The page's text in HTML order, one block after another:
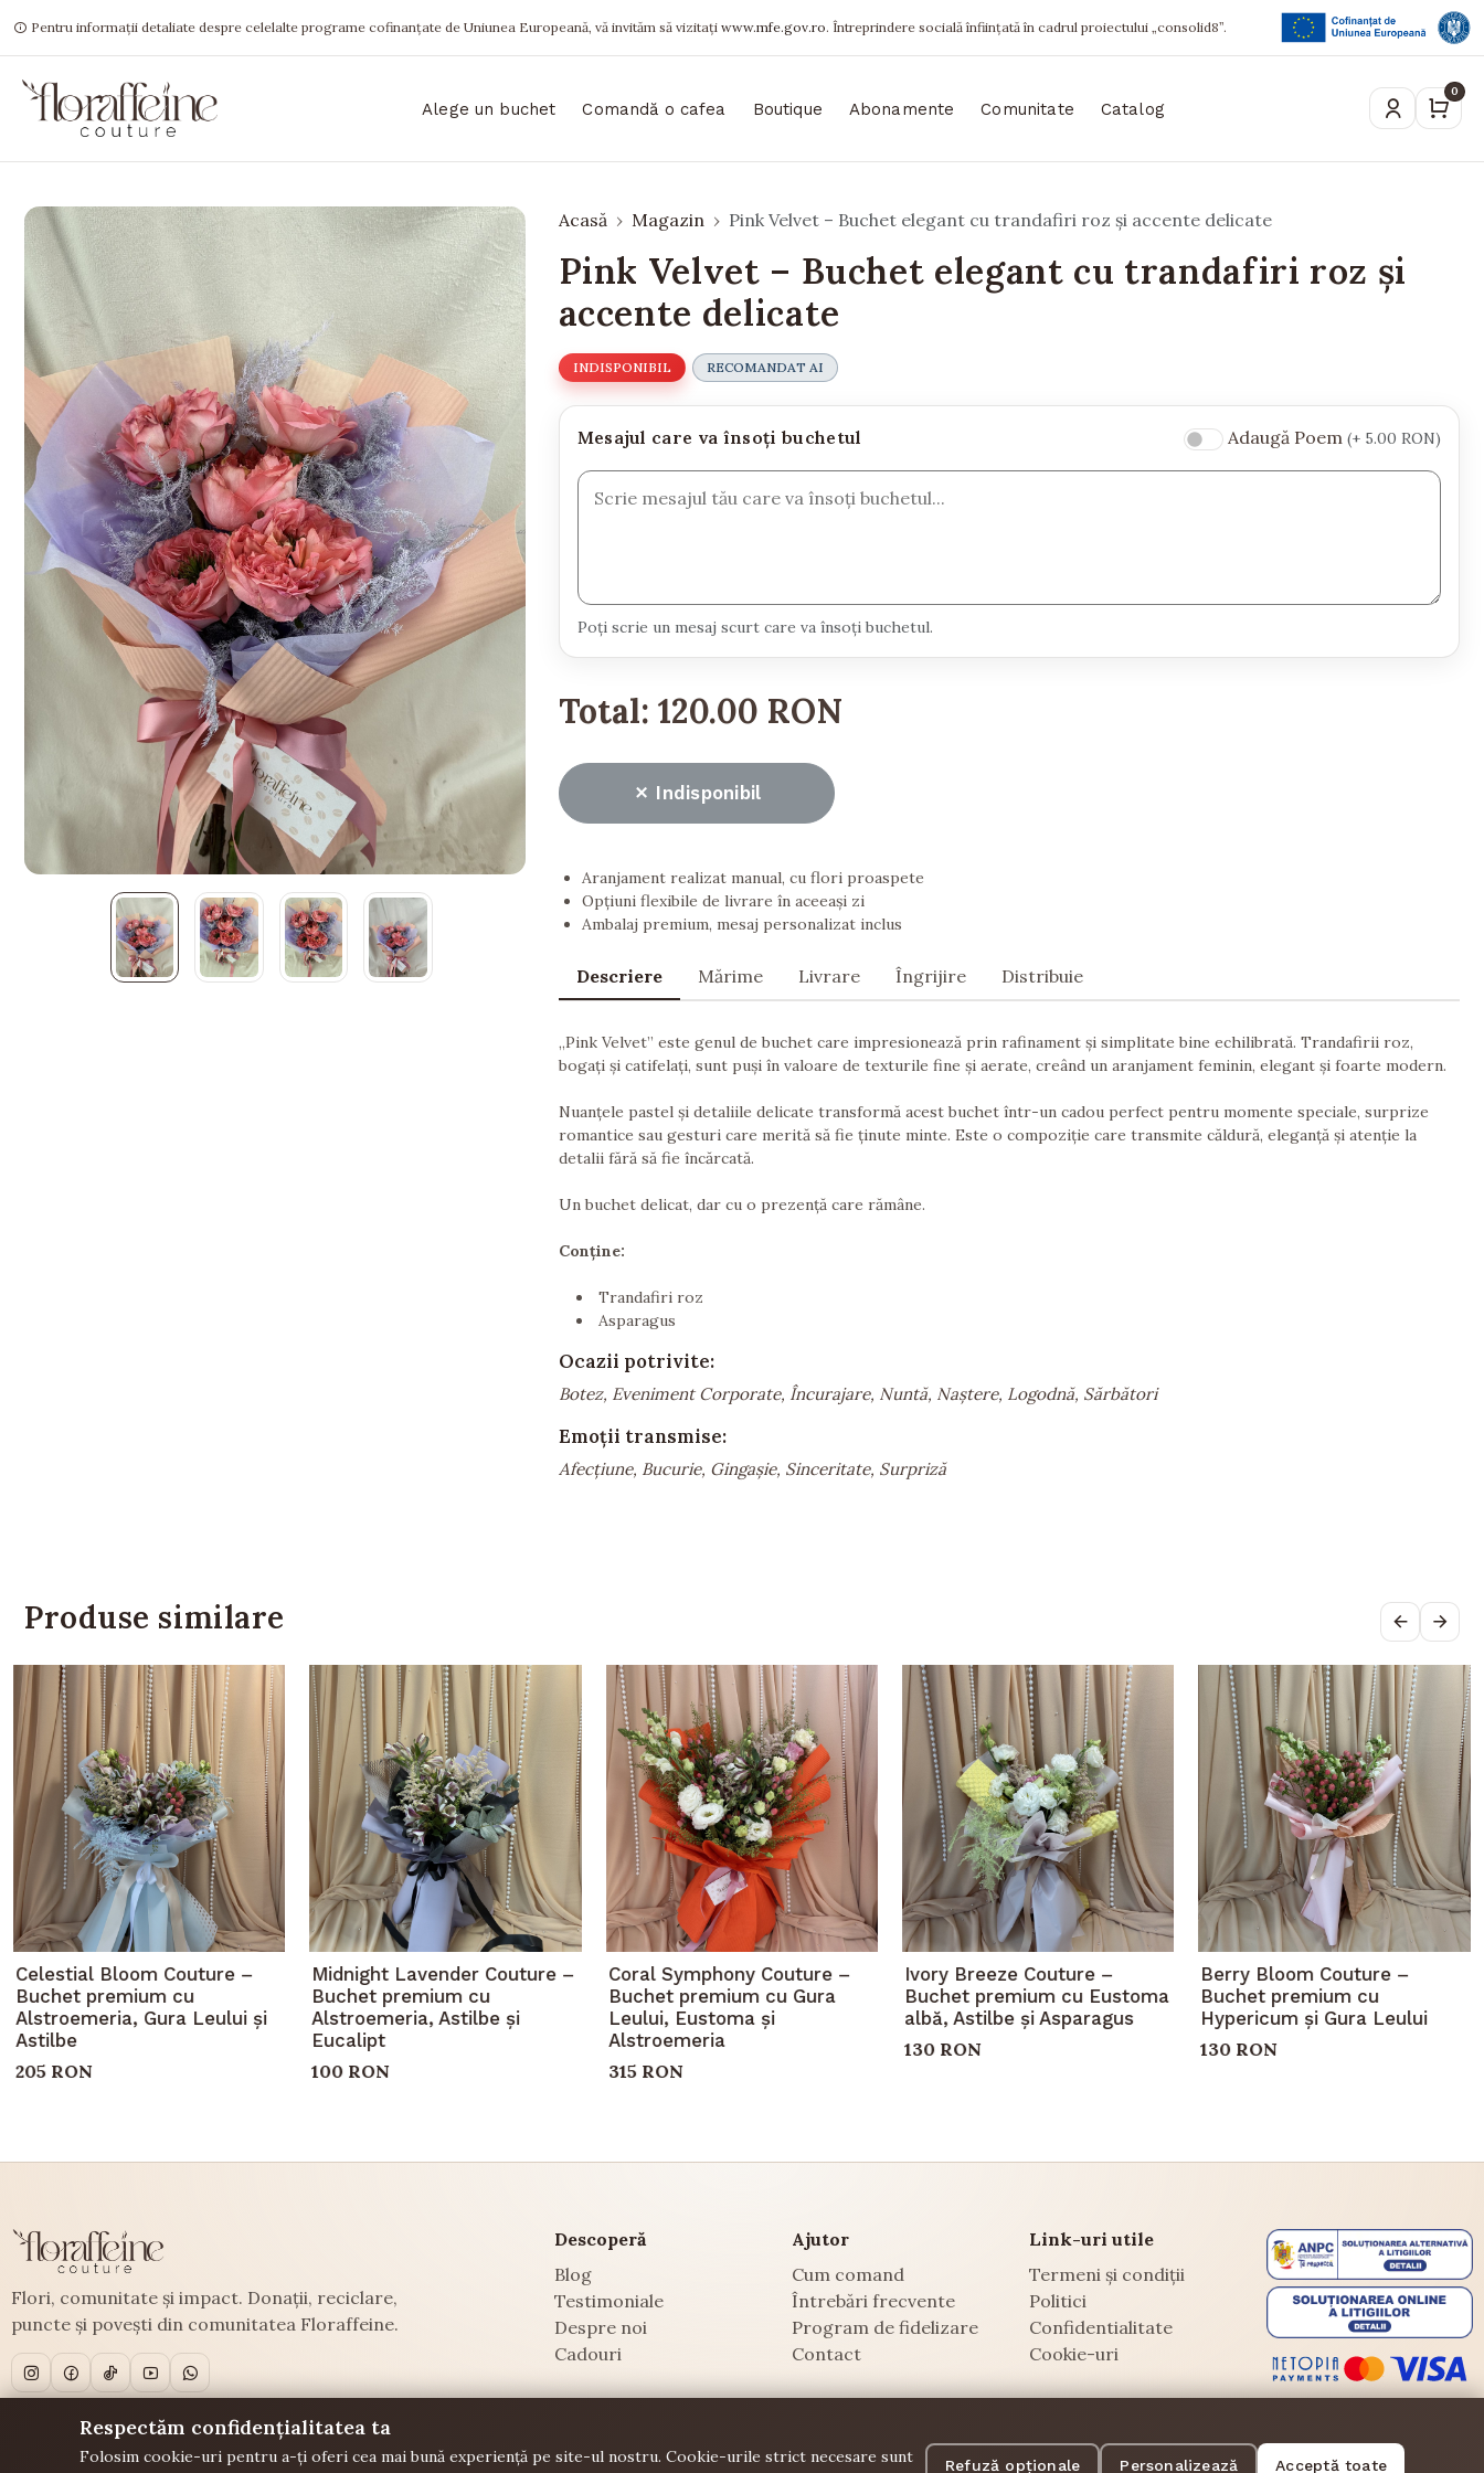
Pentru informații detaliate despre celelalte programe cofinanțate de Uniunea Europeană, vă invităm să vizitați www.mfe.gov.ro. Întreprindere socială înființată în cadrul proiectului „consolid8”.
Alege un buchet Comandă o cafea Boutique Abonamente Comunitate Catalog
0
Acasă Magazin Pink Velvet – Buchet elegant cu trandafiri roz și accente delicate
Pink Velvet – Buchet elegant cu trandafiri roz și
accente delicate
INDISPONIBIL RECOMANDAT AI
Mesajul care va însoți buchetul Adaugă Poem (+ 5.00 RON)
Poți scrie un mesaj scurt care va însoți buchetul.
Total: 120.00 RON
Indisponibil
Aranjament realizat manual, cu flori proaspete
Opțiuni flexibile de livrare în aceeași zi
Ambalaj premium, mesaj personalizat inclus
Descriere Mărime Livrare Îngrijire Distribuie
„Pink Velvet” este genul de buchet care impresionează prin rafinament și simplitate bine echilibrată. Trandafirii roz,
bogați și catifelați, sunt puși în valoare de texturile fine și aerate, creând un aranjament feminin, elegant și foarte modern.
Nuanțele pastel și detaliile delicate transformă acest buchet într-un cadou perfect pentru momente speciale, surprize
romantice sau gesturi care merită să fie ținute minte. Este o compoziție care transmite căldură, eleganță și atenție la
detalii fără să fie încărcată.
Un buchet delicat, dar cu o prezență care rămâne.
Conține:
Trandafiri roz
Asparagus
Ocazii potrivite:
Botez, Eveniment Corporate, Încurajare, Nuntă, Naștere, Logodnă, Sărbători
Emoții transmise:
Afecțiune, Bucurie, Gingașie, Sinceritate, Surpriză
Produse similare
Celestial Bloom Couture –
Buchet premium cu
Alstroemeria, Gura Leului și
Astilbe
205 RON
Midnight Lavender Couture –
Buchet premium cu
Alstroemeria, Astilbe și
Eucalipt
100 RON
Coral Symphony Couture –
Buchet premium cu Gura
Leului, Eustoma și
Alstroemeria
315 RON
Ivory Breeze Couture –
Buchet premium cu Eustoma
albă, Astilbe și Asparagus
130 RON
Berry Bloom Couture –
Buchet premium cu
Hypericum și Gura Leului
130 RON
Flori, comunitate și impact. Donații, reciclare,
puncte și povești din comunitatea Floraffeine.
Descoperă
Blog
Testimoniale
Despre noi
Cadouri
Ajutor
Cum comand
Întrebări frecvente
Program de fidelizare
Contact
Link-uri utile
Termeni și condiții
Politici
Confidentialitate
Cookie-uri
Respectăm confidențialitatea ta
Folosim cookie-uri pentru a-ți oferi cea mai bună experiență pe site-ul nostru. Cookie-urile strict necesare sunt
Refuză opționale Personalizează Acceptă toate